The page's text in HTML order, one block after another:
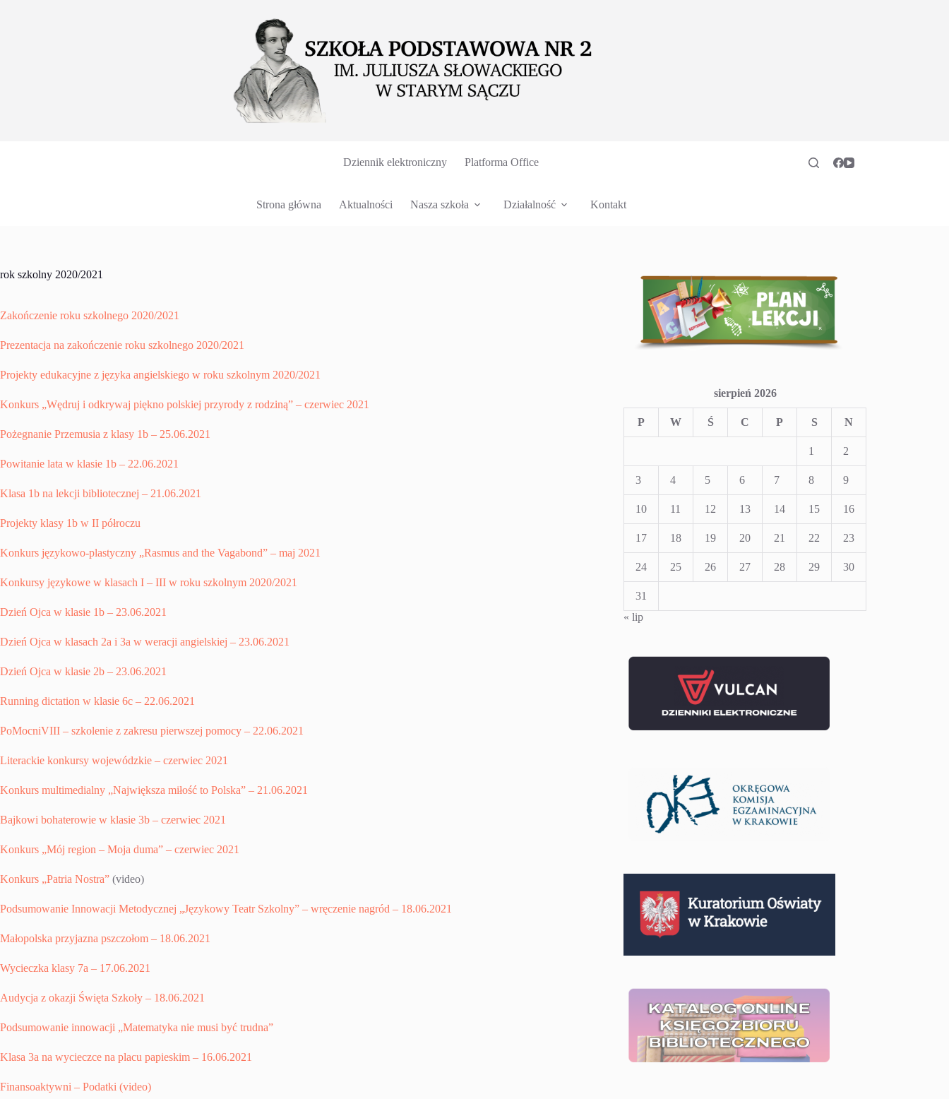
Dziennik elektroniczny Platforma Office
Strona główna Aktualności Nasza szkoła Działalność Kontakt
rok szkolny 2020/2021
Zakończenie roku szkolnego 2020/2021
Prezentacja na zakończenie roku szkolnego 2020/2021
Projekty edukacyjne z języka angielskiego w roku szkolnym 2020/2021
Konkurs „Wędruj i odkrywaj piękno polskiej przyrody z rodziną” – czerwiec 2021
Pożegnanie Przemusia z klasy 1b – 25.06.2021
Powitanie lata w klasie 1b – 22.06.2021
Klasa 1b na lekcji bibliotecznej – 21.06.2021
Projekty klasy 1b w II półroczu
Konkurs językowo-plastyczny „Rasmus and the Vagabond” – maj 2021
Konkursy językowe w klasach I – III w roku szkolnym 2020/2021
Dzień Ojca w klasie 1b – 23.06.2021
Dzień Ojca w klasach 2a i 3a w weracji angielskiej – 23.06.2021
Dzień Ojca w klasie 2b – 23.06.2021
Running dictation w klasie 6c – 22.06.2021
PoMocniVIII – szkolenie z zakresu pierwszej pomocy – 22.06.2021
Literackie konkursy wojewódzkie – czerwiec 2021
Konkurs multimedialny „Największa miłość to Polska” – 21.06.2021
Bajkowi bohaterowie w klasie 3b – czerwiec 2021
Konkurs „Mój region – Moja duma” – czerwiec 2021
Konkurs „Patria Nostra” (video)
Podsumowanie Innowacji Metodycznej „Językowy Teatr Szkolny” – wręczenie nagród – 18.06.2021
Małopolska przyjazna pszczołom – 18.06.2021
Wycieczka klasy 7a – 17.06.2021
Audycja z okazji Święta Szkoły – 18.06.2021
Podsumowanie innowacji „Matematyka nie musi być trudna”
Klasa 3a na wycieczce na placu papieskim – 16.06.2021
Finansoaktywni – Podatki (video)
sierpień 2026
P W Ś C P S N
1 2
3 4 5 6 7 8 9
10 11 12 13 14 15 16
17 18 19 20 21 22 23
24 25 26 27 28 29 30
31
« lip